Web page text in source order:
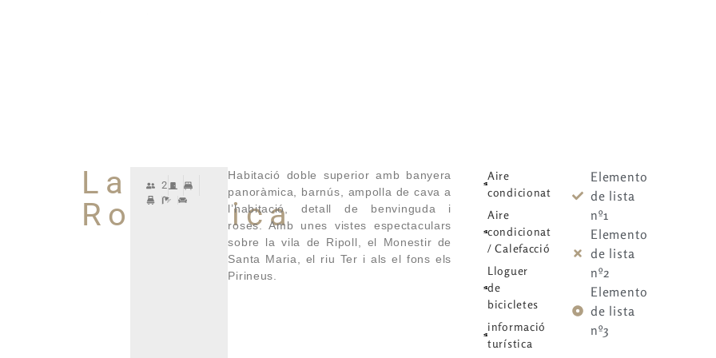
La
Romàntica
2
Habitació doble superior amb banyera
panoràmica, barnús, ampolla de cava a
l’habitació, detall de benvinguda i
roses. Amb unes vistes espectaculars
sobre la vila de Ripoll, el Monestir de
Santa Maria, el riu Ter i als el fons els
Pirineus.
Aire
condicionat
Aire
condicionat
/ Calefacció
Lloguer
de
bicicletes
informació
turística
Elemento
de lista
nº1
Elemento
de lista
nº2
Elemento
de lista
nº3